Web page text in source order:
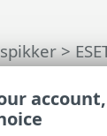
>
Security